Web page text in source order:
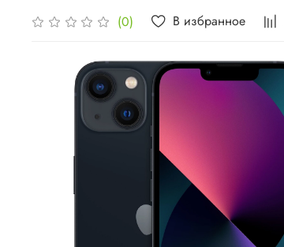
(0) В избранное